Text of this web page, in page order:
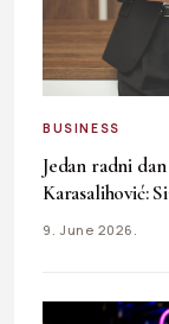
BUSINESS
Jedan radni
Karasalihović:
9. June 2026.